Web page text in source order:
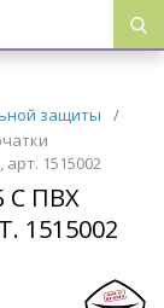
защиты
/
1515002
С ПВХ
1515002